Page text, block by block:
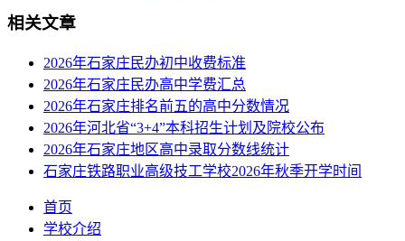
相关文章
2026年石家庄民办初中收费标准
2026年石家庄民办高中学费汇总
2026年石家庄排名前五的高中分数情况
2026年河北省“3+4”本科招生计划及院校公布
2026年石家庄地区高中录取分数线统计
石家庄铁路职业高级技工学校2026年秋季开学时间
首页
学校介绍